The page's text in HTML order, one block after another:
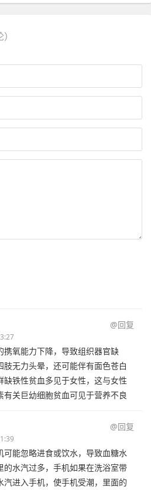
@回复
携氧能力下降，导致组织器官缺
肢无力头晕，还可能伴有面色苍白
缺铁性贫血多见于女性，这与女性
有关巨幼细胞贫血可见于营养不良
@回复
可能忽略进食或饮水，导致血糖水
的水汽过多，手机如果在洗浴室带
汽进入手机，使手机受潮，里面的